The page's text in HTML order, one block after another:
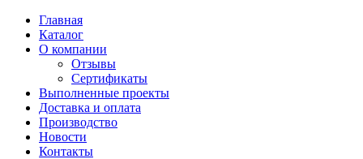
Главная
Каталог
О компании
Отзывы
Сертификаты
Выполненные проекты
Доставка и оплата
Производство
Новости
Контакты